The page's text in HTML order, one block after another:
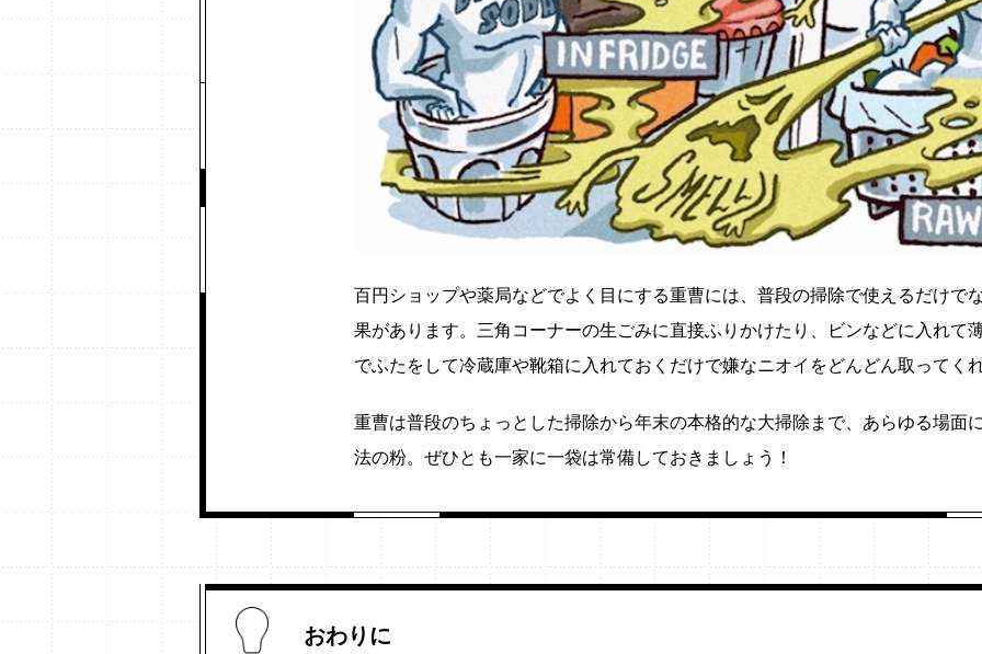
百円ショップや薬局などでよく目にする重曹には、普段の掃除で使えるだけで
果があります。三角コーナーの生ごみに直接ふりかけたり、ビンなどに入れて
でふたをして冷蔵庫や靴箱に入れておくだけで嫌なニオイをどんどん取ってく
重曹は普段のちょっとした掃除から年末の本格的な大掃除まで、あらゆる場面
法の粉。ぜひとも一家に一袋は常備しておきましょう！
おわりに